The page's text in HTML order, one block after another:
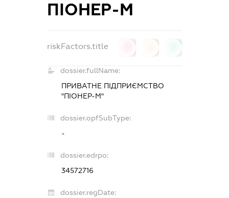
ПІОНЕР-М
riskFactors.title
dossier.fullName:
ПРИВАТНЕ ПІДПРИЄМСТВО
"ПІОНЕР-М"
dossier.opfSubType:
-
dossier.edrpo:
34572716
dossier.regDate: